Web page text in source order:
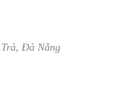
Đà Nẵng